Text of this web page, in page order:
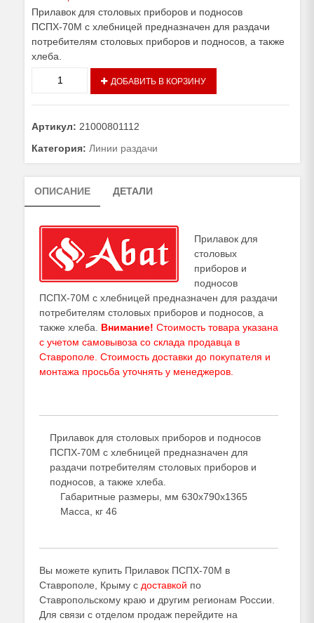
Прилавок для столовых приборов и подносов
ПСПХ-70М с хлебницей предназначен для раздачи
потребителям столовых приборов и подносов, а также
хлеба.
Прилавок
столовых
приборов
ДОБАВИТЬ В КОРЗИНУ
Артикул: 21000801112
Категория: Линии раздачи
ОПИСАНИЕ ДЕТАЛИ
Прилавок для
столовых
приборов и
подносов
ПСПХ-70М с хлебницей предназначен для раздачи
потребителям столовых приборов и подносов, а
также хлеба. Внимание! Стоимость товара указана
с учетом самовывоза со склада продавца в
Ставрополе. Стоимость доставки до покупателя и
монтажа просьба уточнять у менеджеров
Прилавок для столовых приборов и подносов
ПСПХ-70М с хлебницей предназначен для
раздачи потребителям столовых приборов и
подносов, а также хлеба.
Габаритные размеры, мм 630x790x1365
Масса, кг 46
Вы можете купить Прилавок ПСПХ-70М в
Ставрополе, Крыму с доставкой по
Ставропольскому краю и другим регионам России.
Для связи с отделом продаж перейдите на